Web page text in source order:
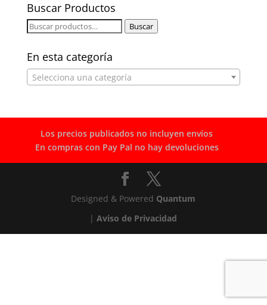
Buscar Productos
Buscar
Buscar
En esta categoría
Selecciona una categoría
Los precios publicados no incluyen envíos
En compras con Pay Pal no hay devoluciones
Designed & Powered Quantum
|Aviso de Privacidad